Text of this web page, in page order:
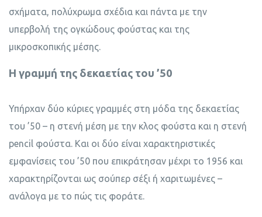
σχήματα, πολύχρωμα σχέδια και πάντα με την
υπερβολή της ογκώδους φούστας και της
μικροσκοπικής μέσης.
Η γραμμή της δεκαετίας του ’50
Υπήρχαν δύο κύριες γραμμές στη μόδα της δεκαετίας
του ’50 – η στενή μέση με την κλος φούστα και η στενή
pencil φούστα. Και οι δύο είναι χαρακτηριστικές
εμφανίσεις του ’50 που επικράτησαν μέχρι το 1956 και
χαρακτηρίζονται ως σούπερ σέξι ή χαριτωμένες –
ανάλογα με το πώς τις φοράτε.